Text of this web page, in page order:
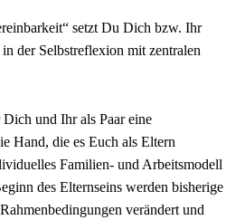
setzt Du Dich bzw. Ihr
der Selbstreflexion mit zentralen
und Ihr als Paar eine
Hand, die es Euch als Eltern
Familien- und Arbeitsmodell
des Elternseins werden bisherige
verändert und